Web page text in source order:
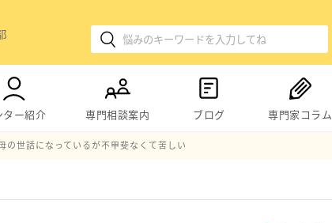
ター紹介 専門相談案内 ブログ 専門家コラム
の世話になっているが不甲斐なくて苦しい